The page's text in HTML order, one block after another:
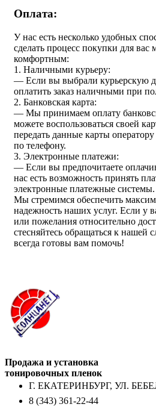
Оплата:
У нас есть несколько удобных
сделать процесс покупки для вас
комфортным:
1. Наличными курьеру:
— Если вы выбрали курьерскую
оплатить заказ наличными при
2. Банковская карта:
— Мы принимаем оплату
можете воспользоваться своей
передать данные карты
по телефону.
3. Электронные платежи:
— Если вы предпочитаете
нас есть возможность принять
электронные платежные системы.
Мы стремимся обеспечить
надежность наших услуг. Если у
или пожелания относительно
стесняйтесь обращаться к
всегда готовы вам помочь!
Продажа и установка
тонировочных пленок
Г. ЕКАТЕРИНБУРГ, УЛ.
8 (343) 361-22-44